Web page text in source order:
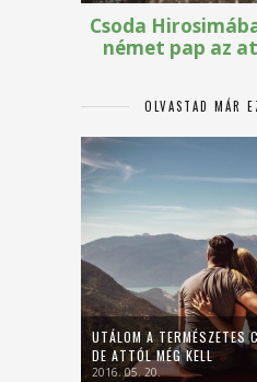
OLVASTAD MÁR
UTÁLOM A TERMÉSZETES
DE ATTÓL MÉG KELL
2016. 05. 20.